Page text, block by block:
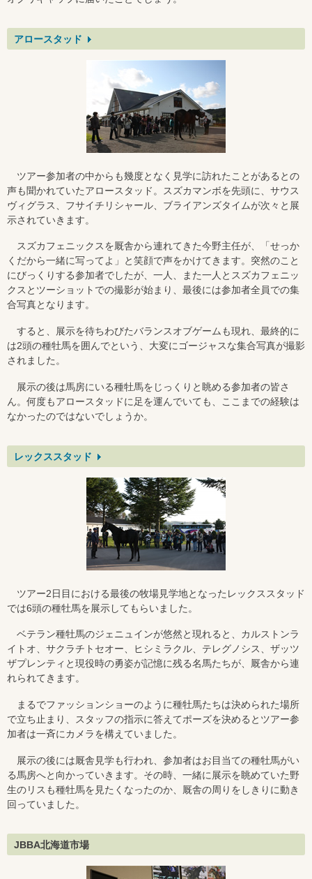
アロースタッド
ツアー参加者の中からも幾度となく見学に訪れたことがあるとの
声も聞かれていたアロースタッド。スズカマンボを先頭に、サウス
ヴィグラス、フサイチリシャール、ブライアンズタイムが次々と展
示されていきます。
スズカフェニックスを厩舎から連れてきた今野主任が、「せっか
くだから一緒に写ってよ」と笑顔で声をかけてきます。突然のこと
にびっくりする参加者でしたが、一人、また一人とスズカフェニッ
クスとツーショットでの撮影が始まり、最後には参加者全員での集
合写真となります。
すると、展示を待ちわびたバランスオブゲームも現れ、最終的に
は2頭の種牡馬を囲んでという、大変にゴージャスな集合写真が撮影
されました。
展示の後は馬房にいる種牡馬をじっくりと眺める参加者の皆さ
ん。何度もアロースタッドに足を運んでいても、ここまでの経験は
なかったのではないでしょうか。
レックススタッド
ツアー2日目における最後の牧場見学地となったレックススタッド
では6頭の種牡馬を展示してもらいました。
ベテラン種牡馬のジェニュインが悠然と現れると、カルストンラ
イトオ、サクラチトセオー、ヒシミラクル、テレグノシス、ザッツ
ザプレンティと現役時の勇姿が記憶に残る名馬たちが、厩舎から連
れられてきます。
まるでファッションショーのように種牡馬たちは決められた場所
で立ち止まり、スタッフの指示に答えてポーズを決めるとツアー参
加者は一斉にカメラを構えていました。
展示の後には厩舎見学も行われ、参加者はお目当ての種牡馬がい
る馬房へと向かっていきます。その時、一緒に展示を眺めていた野
生のリスも種牡馬を見たくなったのか、厩舎の周りをしきりに動き
回っていました。
JBBA北海道市場